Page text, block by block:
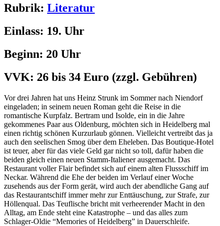
Rubrik: Literatur
Einlass: 19. Uhr
Beginn: 20 Uhr
VVK: 26 bis 34 Euro (zzgl. Gebühren)
Vor drei Jahren hat uns Heinz Strunk im Sommer nach Niendorf
eingeladen; in seinem neuen Roman geht die Reise in die
romantische Kurpfalz. Bertram und Isolde, ein in die Jahre
gekommenes Paar aus Oldenburg, möchten sich in Heidelberg mal
einen richtig schönen Kurzurlaub gönnen. Vielleicht vertreibt das ja
auch den seelischen Smog über dem Eheleben. Das Boutique-Hotel
ist teuer, aber für das viele Geld gar nicht so toll, dafür haben die
beiden gleich einen neuen Stamm-Italiener ausgemacht. Das
Restaurant voller Flair befindet sich auf einem alten Flussschiff im
Neckar. Während die Ehe der beiden im Verlauf einer Woche
zusehends aus der Form gerät, wird auch der abendliche Gang auf
das Restaurantschiff immer mehr zur Enttäuschung, zur Strafe, zur
Höllenqual. Das Teuflische bricht mit verheerender Macht in den
Alltag, am Ende steht eine Katastrophe – und das alles zum
Schlager-Oldie “Memories of Heidelberg” in Dauerschleife.